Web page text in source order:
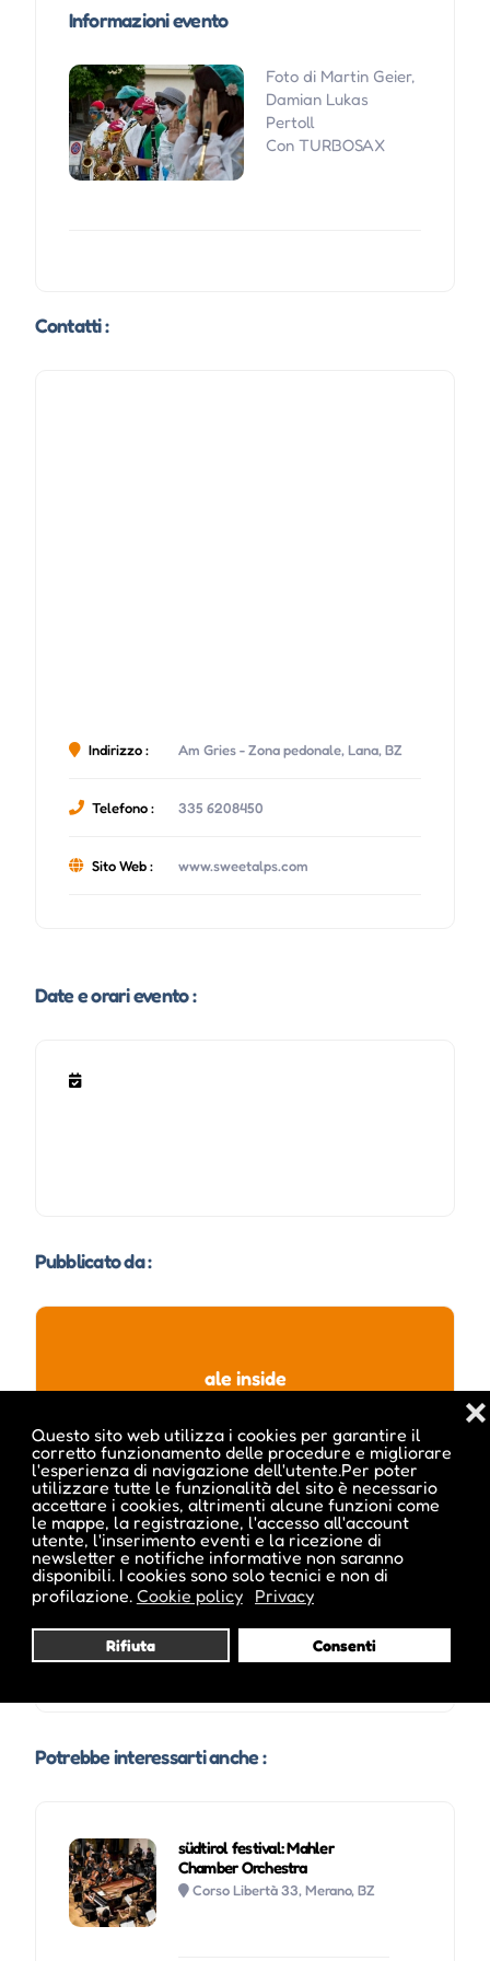
Questo sito web utilizza i cookies per garantire il
corretto funzionamento delle procedure e migliorare
l'esperienza di navigazione dell'utente.Per poter
utilizzare tutte le funzionalità del sito è necessario
accettare i cookies, altrimenti alcune funzioni come
le mappe, la registrazione, l'accesso all'account
utente, l'inserimento eventi e la ricezione di
newsletter e notifiche informative non saranno
disponibili. I cookies sono solo tecnici e non di
profilazione. Cookie policy Privacy
Rifiuta Consenti
❌
Informazioni evento
Foto di Martin Geier,
Damian Lukas
Pertoll
Con TURBOSAX
Contatti :
Indirizzo : Am Gries - Zona pedonale, Lana, BZ
Telefono : 335 6208450
Sito Web : www.sweetalps.com
Date e orari evento :
Pubblicato da :
ale inside
Potrebbe interessarti anche :
südtirol festival: Mahler
Chamber Orchestra
Corso Libertà 33, Merano, BZ